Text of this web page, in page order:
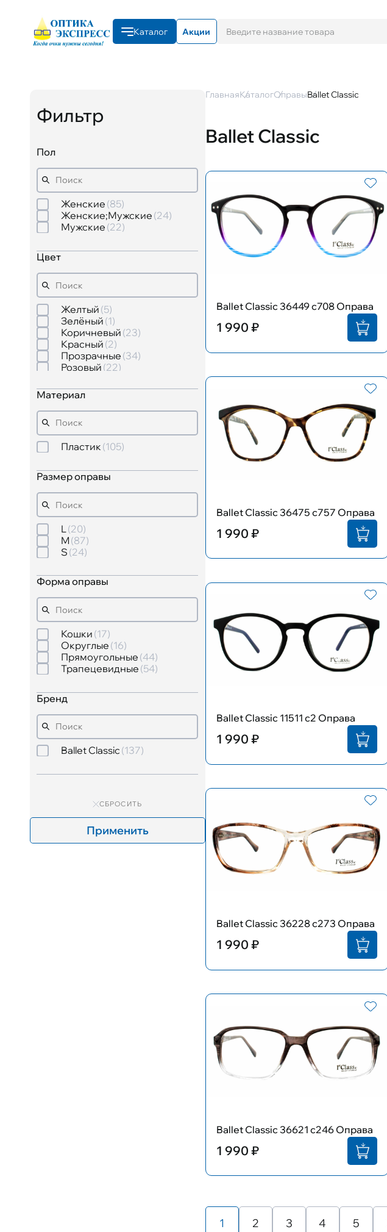
Каталог Акции
Фильтр
Пол
Женские 85
Женские;Мужские 24
Мужские 22
Цвет
Желтый 5
Зелёный 1
Коричневый 23
Красный 2
Прозрачные 34
Розовый 22
Синий 13
Фиолетовый
Черный 48
Материал
Пластик 105
Размер оправы
L 20
M 87
S 24
Форма оправы
Кошки 17
Округлые 16
Прямоугольные 44
Трапецевидные 54
Бренд
Ballet Classic 137
СБРОСИТЬ
Применить
ГлавнаяКаталогОправыBallet Classic
Ballet Classic
Ballet Classic 36449 с708 Оправа
1 990 ₽
Ballet Classic 36475 с757 Оправа
1 990 ₽
Ballet Classic 11511 c2 Оправа
1 990 ₽
Ballet Classic 36228 с273 Оправа
1 990 ₽
Ballet Classic 36621 с246 Оправа
1 990 ₽
1 2 3 4 5